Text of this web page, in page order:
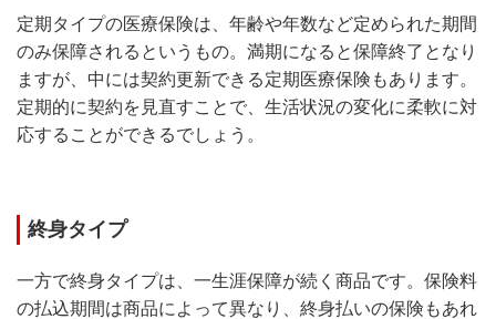
定期タイプの医療保険は、年齢や年数など定められた期間
のみ保障されるというもの。満期になると保障終了となり
ますが、中には契約更新できる定期医療保険もあります。
定期的に契約を見直すことで、生活状況の変化に柔軟に対
応することができるでしょう。
終身タイプ
一方で終身タイプは、一生涯保障が続く商品です。保険料
の払込期間は商品によって異なり、終身払いの保険もあれ